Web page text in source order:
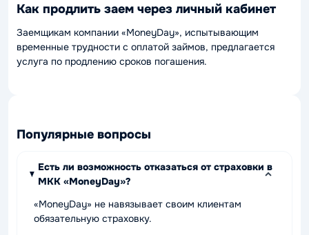
Как продлить заем через личный кабинет
Заемщикам компании «MoneyDay», испытывающим
временные трудности с оплатой займов, предлагается
услуга по продлению сроков погашения.
Популярные вопросы
Есть ли возможность отказаться от страховки в
МКК «MoneyDay»?
«MoneyDay» не навязывает своим клиентам
обязательную страховку.